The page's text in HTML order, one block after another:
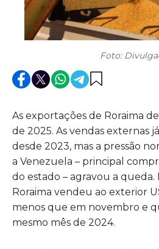
Foto:
As exportações de Roraima
de 2025. As vendas externas
desde 2023, mas a pressão
a Venezuela – principal
do estado – agravou a
Roraima vendeu ao exterior
menos que em novembro e
mesmo mês de 2024.